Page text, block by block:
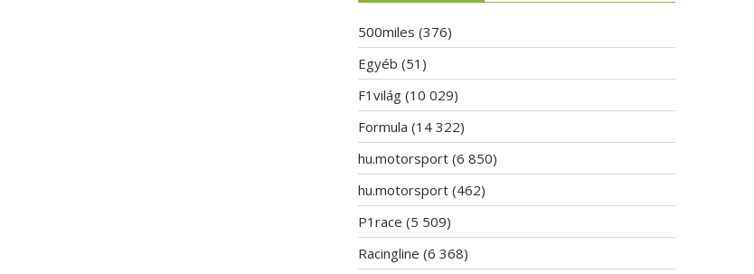
500miles (376)
Egyéb (51)
F1világ (10 029)
Formula (14 322)
hu.motorsport (6 850)
hu.motorsport (462)
P1race (5 509)
Racingline (6 368)